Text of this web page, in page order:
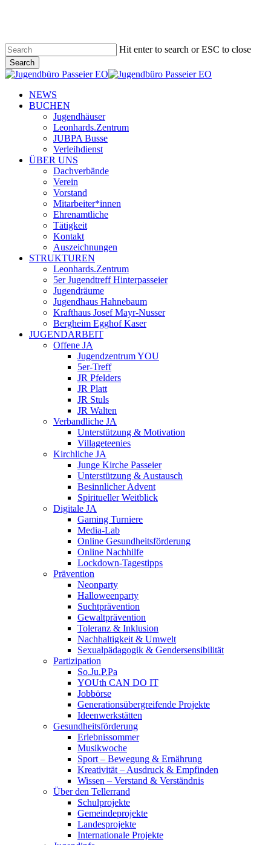
content
Hit enter to search or ESC to close
Search
Close
search
Menu
NEWS
BUCHEN
Jugendhäuser
Leonhards.Zentrum
JUBPA Busse
Verleihdienst
ÜBER UNS
Dachverbände
Verein
Vorstand
Mitarbeiter*innen
Ehrenamtliche
Tätigkeit
Kontakt
Auszeichnungen
STRUKTUREN
Leonhards.Zentrum
5er Jugendtreff Hinterpasseier
Jugendräume
Jugendhaus Hahnebaum
Krafthaus Josef Mayr-Nusser
Bergheim Egghof Kaser
JUGENDARBEIT
Offene JA
Jugendzentrum YOU
5er-Treff
JR Pfelders
JR Platt
JR Stuls
JR Walten
Verbandliche JA
Unterstützung & Motivation
Villageteenies
Kirchliche JA
Junge Kirche Passeier
Unterstützung & Austausch
Besinnlicher Advent
Spiritueller Weitblick
Digitale JA
Gaming Turniere
Media-Lab
Online Gesundheitsförderung
Online Nachhilfe
Lockdown-Tagestipps
Prävention
Neonparty
Halloweenparty
Suchtprävention
Gewaltprävention
Toleranz & Inklusion
Nachhaltigkeit & Umwelt
Sexualpädagogik & Gendersensibilität
Partizipation
So.Ju.P.Pa
YOUth CAN DO IT
Jobbörse
Generationsübergreifende Projekte
Ideenwerkstätten
Gesundheitsförderung
Erlebnissommer
Musikwoche
Sport – Bewegung & Ernährung
Kreativität – Ausdruck & Empfinden
Wissen – Verstand & Verständnis
Über den Tellerrand
Schulprojekte
Gemeindeprojekte
Landesprojekte
Internationale Projekte